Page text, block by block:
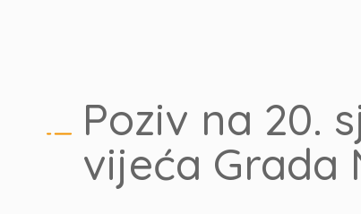
Poziv na 20.
vijeća Grada